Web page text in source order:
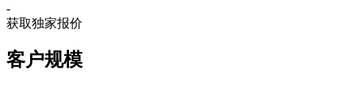
-
获取独家报价
客户规模